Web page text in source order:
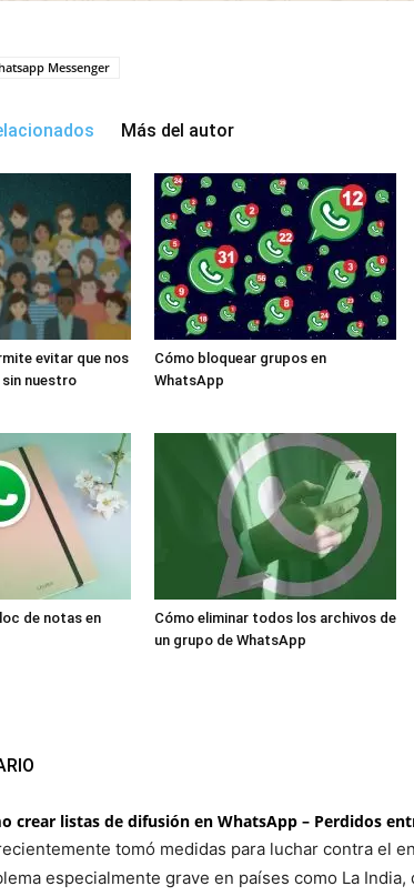
Messenger
Más del autor
evitar que nos
sin nuestro
Cómo bloquear grupos en
WhatsApp
de notas en
Cómo eliminar todos los archivos de
un grupo de WhatsApp
crear listas de difusión en WhatsApp – Perdidos
tomó medidas para luchar contra el
especialmente grave en países como La